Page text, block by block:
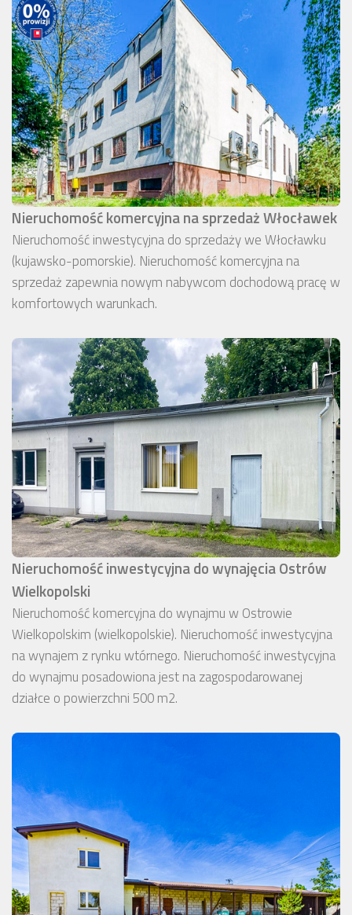
Nieruchomość komercyjna na sprzedaż Włocławek
Nieruchomość inwestycyjna do sprzedaży we Włocławku
(kujawsko-pomorskie). Nieruchomość komercyjna na
sprzedaż zapewnia nowym nabywcom dochodową pracę w
komfortowych warunkach.
Nieruchomość inwestycyjna do wynajęcia Ostrów
Wielkopolski
Nieruchomość komercyjna do wynajmu w Ostrowie
Wielkopolskim (wielkopolskie). Nieruchomość inwestycyjna
na wynajem z rynku wtórnego. Nieruchomość inwestycyjna
do wynajmu posadowiona jest na zagospodarowanej
działce o powierzchni 500 m2.